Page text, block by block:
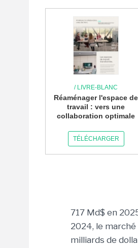
/ LIVRE-BLANC
Réaménager l'espace de
travail : vers une
collaboration optimale
TÉLÉCHARGER
717 Md$ en
2024, le
milliards de